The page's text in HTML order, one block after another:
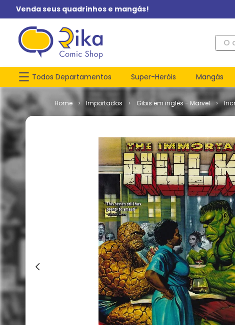
Venda seus quadrinhos e mangás!
O
Todos Departamentos Super-Heróis Mangás
Importados Gibis em inglês - Marvel